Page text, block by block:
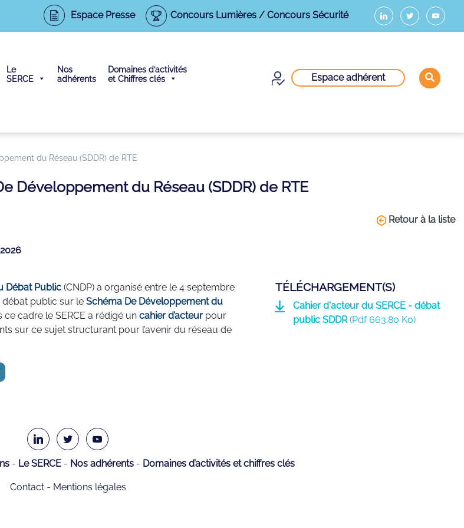
Espace Presse Concours Lumières/ Concours Sécurité
Le
SERCE
Nos
adhérents
Domaines d’activités
et Chiffres clés
Espace adhérent
du Réseau (SDDR) de RTE
Développement du Réseau (SDDR) de RTE
Retour à la liste
Débat Public (CNDP) a organisé entre le 4 septembre
débat public sur le Schéma De Développement du
ce cadre le SERCE a rédigé un cahier d’acteur pour
sur ce sujet structurant pour l’avenir du réseau de
TÉLÉCHARGEMENT(S)
Cahier d'acteur du SERCE - débat
public SDDR(Pdf663.80 Ko)
Le SERCE Nos adhérents Domaines d’activités et chiffres clés
Contact Mentions légales